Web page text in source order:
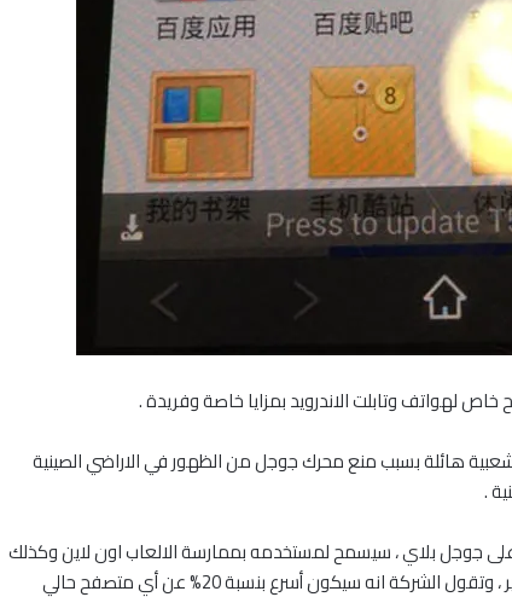
هائلة بسبب منع محرك جوجل من الظهور في الاراضي الصينية
.
جوجل بلاي ، سيسمح لمستخدمه بممارسة الالعاب اون لاين وكذلك
مشاهدة مقاطع الفيديو دون الحاجة الى ميديا بلاير ، وتقول الشركة انه سيكون أسرع بنسبة 20% عن أي متصفح حالي